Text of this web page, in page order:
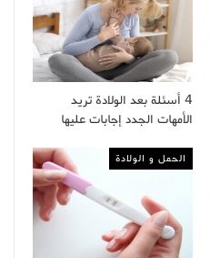
4 أسئلة بعد الولادة تريد
الأمهات الجدد إجابات عليها
الحمل و الولادة